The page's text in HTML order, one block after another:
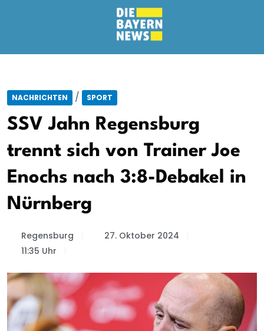
NACHRICHTEN / SPORT
SSV Jahn Regensburg
trennt sich von Trainer Joe
Enochs nach 3:8-Debakel in
Nürnberg
Regensburg
27. Oktober 2024
11:35 Uhr